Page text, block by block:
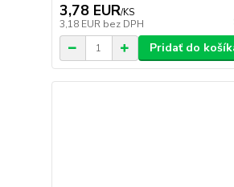
3,78 EUR/KS
3,18 EUR bez DPH
Pridať do